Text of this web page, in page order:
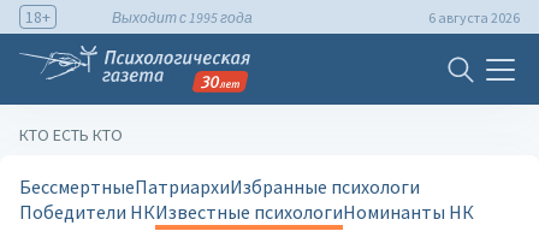
18+ Выходит с 1995 года 6 августа 2026
КТО ЕСТЬ КТО
БессмертныеПатриархиИзбранные психологи
Победители НКИзвестные психологиНоминанты НК